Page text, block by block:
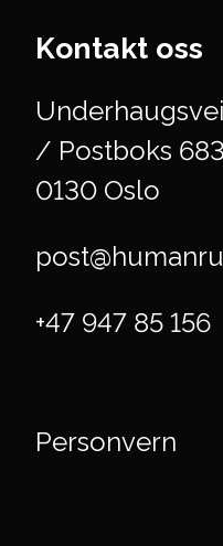
Kontakt oss
/ Postboks
0130 Oslo
+47 947 85 156
Personvern